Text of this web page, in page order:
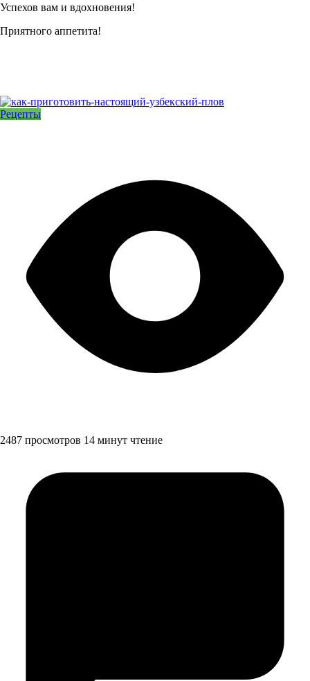
Успехов вам и вдохновения!
Приятного аппетита!
Рецепты
2487 просмотров 14 минут чтение